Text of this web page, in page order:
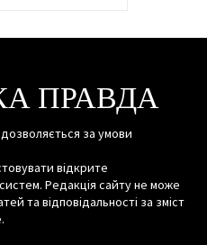
ПРАВДА
за умови
відкрите
Редакція сайту не може
та відповідальності за зміст